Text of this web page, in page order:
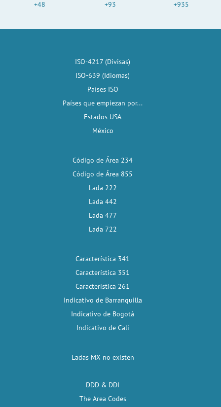
+48
+93
+935
ISO-4217 (Divisas)
ISO-639 (Idiomas)
Países ISO
Países que empiezan por...
Estados USA
México
Código de Área 234
Código de Área 855
Lada 222
Lada 442
Lada 477
Lada 722
Característica 341
Característica 351
Característica 261
Indicativo de Barranquilla
Indicativo de Bogotá
Indicativo de Cali
Ladas MX no existen
DDD & DDI
The Area Codes